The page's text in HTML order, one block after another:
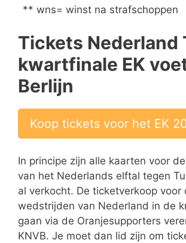
** wns= winst na strafschoppen
Tickets Nederland
kwartfinale EK
Berlijn
Koop tickets voor het EK
In principe zijn alle kaarten voor
van het Nederlands elftal tegen
al verkocht. De ticketverkoop voor
wedstrijden van Nederland in de
gaan via de Oranjesupporters
KNVB. Je moet dan lid zijn om